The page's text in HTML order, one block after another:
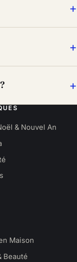
& Nouvel An
Maison
Beauté